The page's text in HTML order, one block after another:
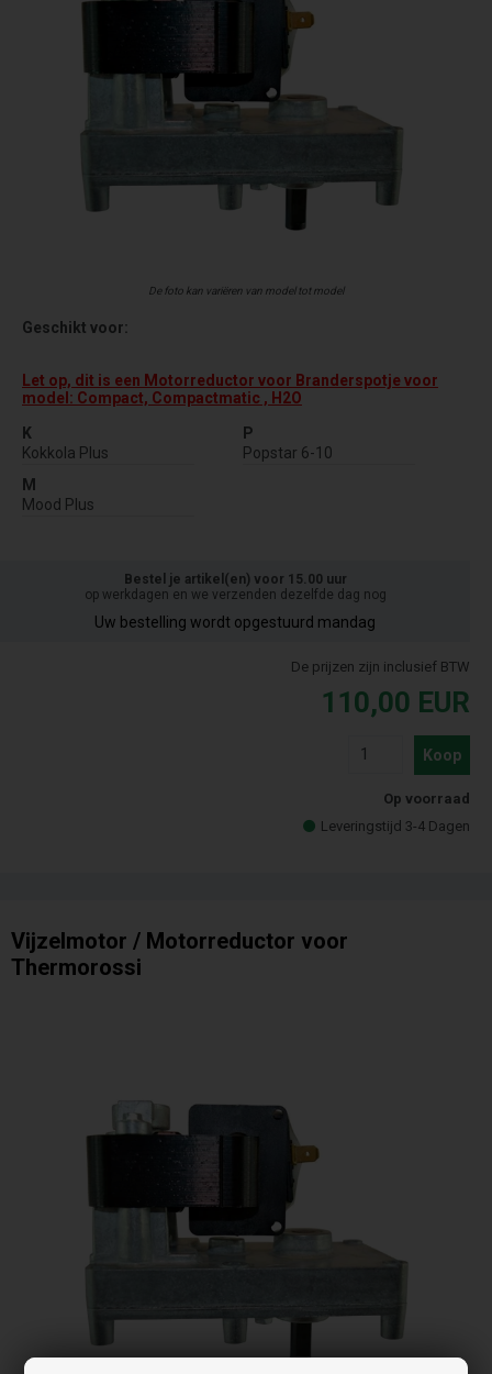
De foto kan variëren van model tot model
Geschikt voor:
Let op, dit is een Motorreductor voor Branderspotje voor
model: Compact, Compactmatic , H2O
K
Kokkola Plus
M
Mood Plus
P
Popstar 6-10
Bestel je artikel(en) voor 15.00 uur
op werkdagen en we verzenden dezelfde dag nog
Uw bestelling wordt opgestuurd mandag
De prijzen zijn inclusief BTW
110,00 EUR
Koop
Op voorraad
Leveringstijd 3-4 Dagen
Vijzelmotor / Motorreductor voor
Thermorossi